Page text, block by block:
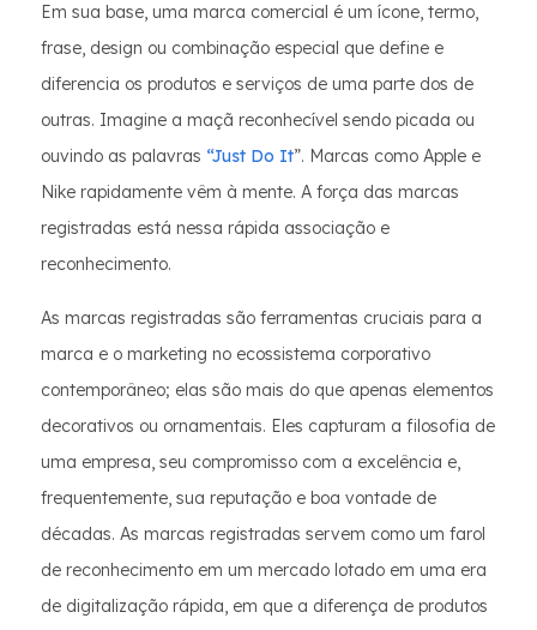
Em sua base, uma marca comercial é um ícone, termo,
frase, design ou combinação especial que define e
diferencia os produtos e serviços de uma parte dos de
outras. Imagine a maçã reconhecível sendo picada ou
ouvindo as palavras “Just Do It”. Marcas como Apple e
Nike rapidamente vêm à mente. A força das marcas
registradas está nessa rápida associação e
reconhecimento.
As marcas registradas são ferramentas cruciais para a
marca e o marketing no ecossistema corporativo
contemporâneo; elas são mais do que apenas elementos
decorativos ou ornamentais. Eles capturam a filosofia de
uma empresa, seu compromisso com a excelência e,
frequentemente, sua reputação e boa vontade de
décadas. As marcas registradas servem como um farol
de reconhecimento em um mercado lotado em uma era
de digitalização rápida, em que a diferença de produtos